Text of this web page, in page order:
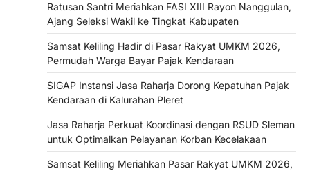
Ratusan Santri Meriahkan FASI XIII Rayon Nanggulan,
Ajang Seleksi Wakil ke Tingkat Kabupaten
Samsat Keliling Hadir di Pasar Rakyat UMKM 2026,
Permudah Warga Bayar Pajak Kendaraan
SIGAP Instansi Jasa Raharja Dorong Kepatuhan Pajak
Kendaraan di Kalurahan Pleret
Jasa Raharja Perkuat Koordinasi dengan RSUD Sleman
untuk Optimalkan Pelayanan Korban Kecelakaan
Samsat Keliling Meriahkan Pasar Rakyat UMKM 2026,